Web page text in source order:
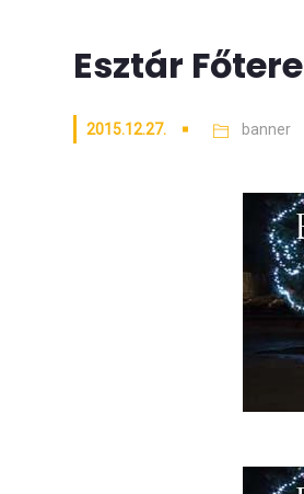
Esztár Főtere
2015.12.27. banner